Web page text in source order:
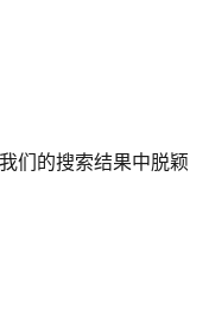
们的搜索结果中脱颖